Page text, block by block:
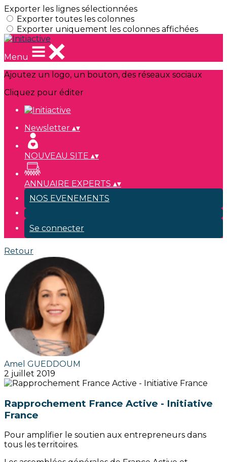
Exporter les lignes sélectionnées
Exporter toutes les colonnes
Exporter uniquement les colonnes affichées
Menu
Ajoutez un logo, un bouton, des réseaux sociaux
Cliquez pour éditer
Newsletter ▴▾
NOUVEAU SITE ▴▾
ANNUAIRE EXPERTS ▴▾
NOS EVENEMENTS
Se connecter
Retour
Amel GUEDDOUM
2 juillet 2019
Rapprochement France Active - Initiative
France
Pour amplifier le soutien aux entrepreneurs dans
tous les territoires.